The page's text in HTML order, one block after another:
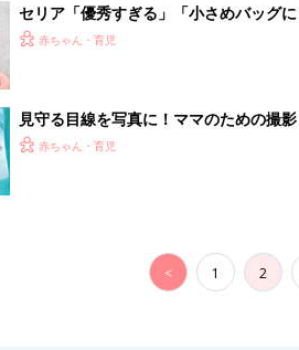
セリア「優秀すぎる」「小さめバッグ
赤ちゃん・育児
見守る目線を写真に！ママのための撮
赤ちゃん・育児
< 1 2